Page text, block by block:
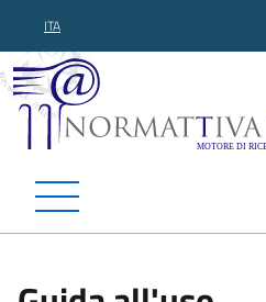
ITA
Normattiva